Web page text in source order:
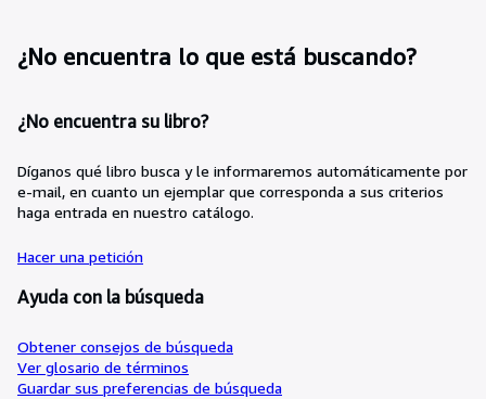
¿No encuentra lo que está buscando?
¿No encuentra su libro?
Díganos qué libro busca y le informaremos automáticamente por
e-mail, en cuanto un ejemplar que corresponda a sus criterios
haga entrada en nuestro catálogo.
Hacer una petición
Ayuda con la búsqueda
Obtener consejos de búsqueda
Ver glosario de términos
Guardar sus preferencias de búsqueda